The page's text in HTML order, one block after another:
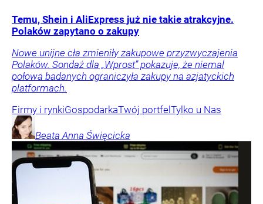
Temu, Shein i AliExpress już nie takie atrakcyjne.
Polaków zapytano o zakupy
Nowe unijne cła zmieniły zakupowe przyzwyczajenia
Polaków. Sondaż dla „Wprost” pokazuje, że niemal
połowa badanych ograniczyła zakupy na azjatyckich
platformach.
Firmy i rynkiGospodarkaTwój portfelTylko u Nas
Beata Anna Święcicka